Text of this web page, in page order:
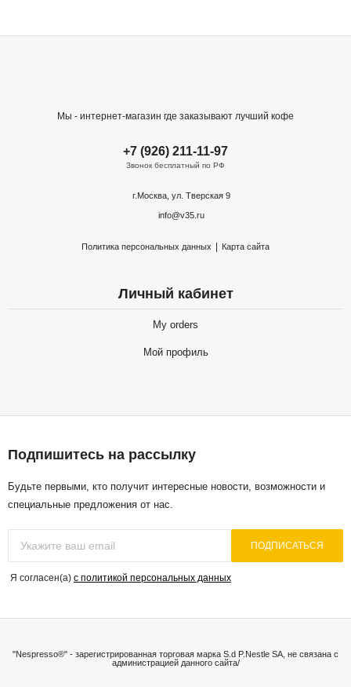
Мы - интернет-магазин где заказывают лучший кофе
+7 (926) 211-11-97
Звонок бесплатный по РФ
г.Москва, ул. Тверская 9
info@v35.ru
Политика персональных данных Карта сайта
Личный кабинет
My orders
Мой профиль
Подпишитесь на рассылку
Будьте первыми, кто получит интересные новости, возможности и
специальные предложения от нас.
ПОДПИСАТЬСЯ
Я согласен(a) с политикой персональных данных
"Nespresso®" - зарегистрированная торговая марка S.d P.Nestle SA, не связана с
администрацией данного сайта/